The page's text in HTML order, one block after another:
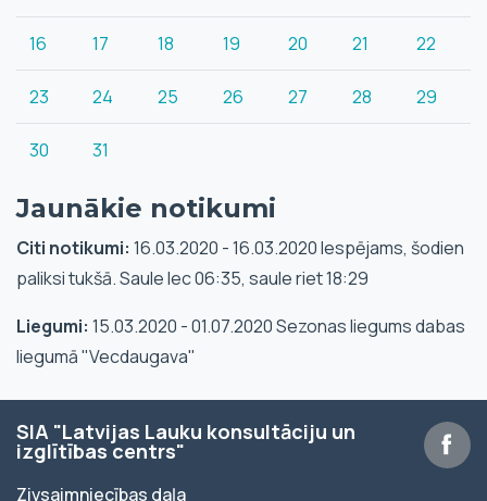
16 17 18 19 20 21 22
23 24 25 26 27 28 29
30 31
Jaunākie notikumi
Citi notikumi: 16.03.2020 - 16.03.2020 Iespējams, šodien
paliksi tukšā. Saule lec 06:35, saule riet 18:29
Liegumi: 15.03.2020 - 01.07.2020 Sezonas liegums dabas
liegumā "Vecdaugava"
SIA "Latvijas Lauku konsultāciju un
izglītības centrs"
Zivsaimniecības daļa